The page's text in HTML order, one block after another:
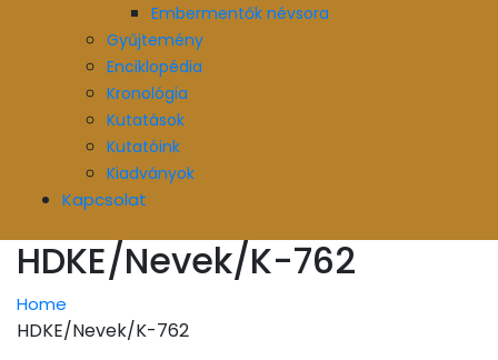
Embermentők névsora
Gyűjtemény
Enciklopédia
Kronológia
Kutatások
Kutatóink
Kiadványok
Kapcsolat
HDKE/Nevek/K-762
Home
HDKE/Nevek/K-762